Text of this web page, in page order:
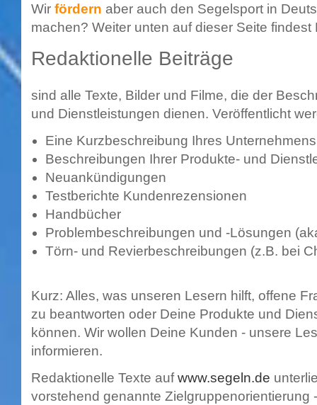
Wir fördern aber auch den Segelsport in
machen? Weiter unten auf dieser Seite findest
Redaktionelle Beiträge
sind alle Texte, Bilder und Filme, die der
und Dienstleistungen dienen. Veröffentlicht
Eine Kurzbeschreibung Ihres Unternehmens
Beschreibungen Ihrer Produkte- und
Neuankündigungen
Testberichte Kundenrezensionen
Handbücher
Problembeschreibungen und -Lösungen
Törn- und Revierbeschreibungen (z.B. bei
Kurz: Alles, was unseren Lesern hilft, offene
zu beantworten oder Deine Produkte und
können. Wir wollen Deine Kunden - unsere
informieren.
Redaktionelle Texte aufwww.segeln.de
vorstehend genannte Zielgruppenorientierung